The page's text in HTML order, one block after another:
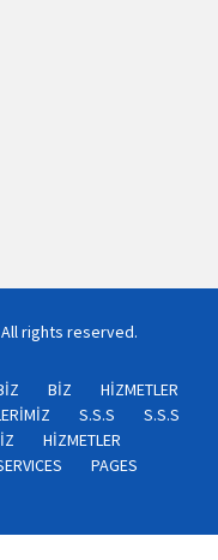
All rights reserved.
BİZ
HİZMETLER
S.S.S
S.S.S
HİZMETLER
PAGES